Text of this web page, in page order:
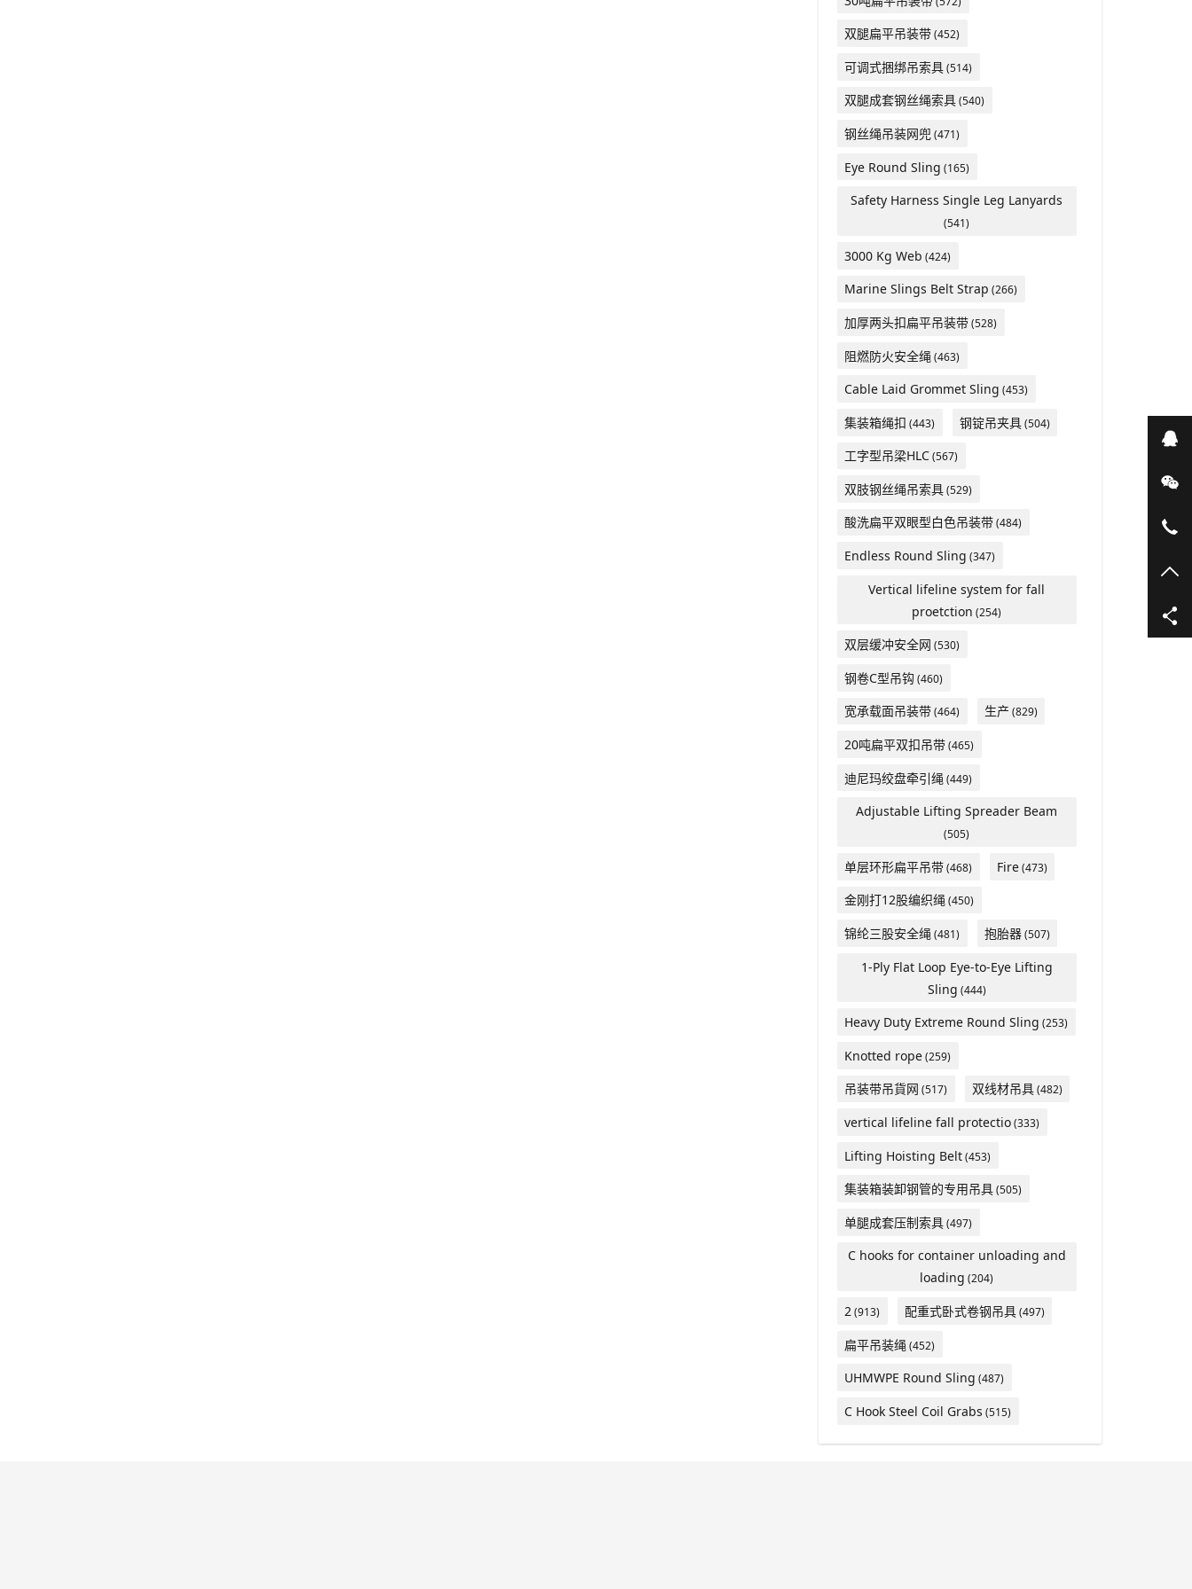
双腿扁平吊装带(452)
可调式捆绑吊索具(514)
双腿成套钢丝绳索具(540)
钢丝绳吊装网兜(471)
Eye Round Sling (165)
Safety Harness Single Leg Lanyards
(541)
3000 Kg Web (424)
Marine Slings Belt Strap (266)
加厚两头扣扁平吊装带(528)
阻燃防火安全绳 (463)
Cable Laid Grommet Sling (453)
集装箱绳扣 (443) 钢锭吊夹具(504)
工字型吊梁HLC(567)
双肢钢丝绳吊索具(529)
酸洗扁平双眼型白色吊装带(484)
Endless Round Sling (347)
Vertical lifeline system for fall
proetction (254)
双层缓冲安全网 (530)
钢卷C型吊钩 (460)
宽承载面吊装带(464) 生产 (829)
20吨扁平双扣吊带(465)
迪尼玛绞盘牵引绳 (449)
Adjustable Lifting Spreader Beam
(505)
单层环形扁平吊带(468) Fire(473)
金刚打12股编织绳(450)
锦纶三股安全绳(481) 抱胎器(507)
1-Ply Flat Loop Eye-to-Eye Lifting
Sling (444)
Heavy Duty Extreme Round Sling (253)
Knotted rope(259)
吊装带吊貨网 (517) 双线材吊具(482)
vertical lifeline fall protectio(333)
​Lifting Hoisting Belt(453)
集装箱装卸钢管的专用吊具(505)
单腿成套压制索具(497)
C hooks for container unloading and
loading (204)
2(913) 配重式卧式卷钢吊具(497)
扁平吊装绳 (452)
UHMWPE Round Sling (487)
C Hook Steel Coil Grabs (515)
在
微